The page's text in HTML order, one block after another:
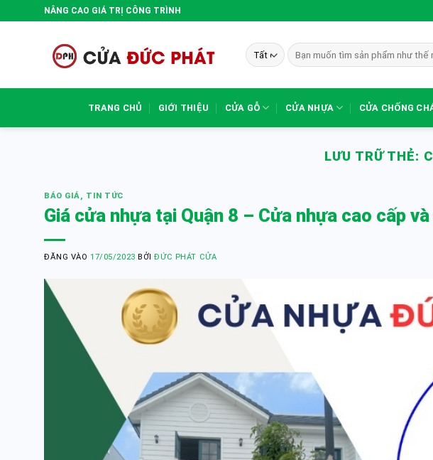
qua
NÂNG CAO GIÁ TRỊ CÔNG TRÌNH
Tìm
kiếm:
TRANG CHỦ GIỚI THIỆU CỬA GỖ CỬA NHỰA CỬA CHỐNG
LƯU TRỮ THẺ:
BÁO GIÁ, TIN TỨC
Giá cửa nhựa tại Quận 8 – Cửa nhựa cao cấp
ĐĂNG VÀO17/05/2023 BỞIĐỨC PHÁT CỬA